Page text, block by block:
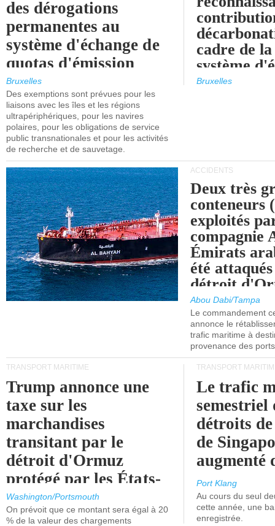
des dérogations
permanentes au
système d'échange de
quotas d'émission
maritimes de l'UE
après 2030.
Bruxelles
Des exemptions sont prévues pour les
liaisons avec les îles et les régions
ultrapériphériques, pour les navires
polaires, pour les obligations de service
public transnationales et pour les activités
de recherche et de sauvetage.
cadre de
système
quotas
Bruxelles
ACCIDENTS
Deux très
conteneurs
exploités
compagnie
Émirats
été
détroit
Abou Dabi/Tampa
Le commandement
annonce le
trafic maritime à
provenance des
TRANSPORT MARITIME
Trump annonce une
taxe sur les
marchandises
transitant par le
détroit d'Ormuz
protégé par les États-
Unis.
Washington/Portsmouth
On prévoit que ce montant sera égal à 20
% de la valeur des chargements
TRANSPORT
Le trafic
semestriel
détroits
de
augmenté
Port Klang
Au cours du seul
cette année, une
enregistrée.